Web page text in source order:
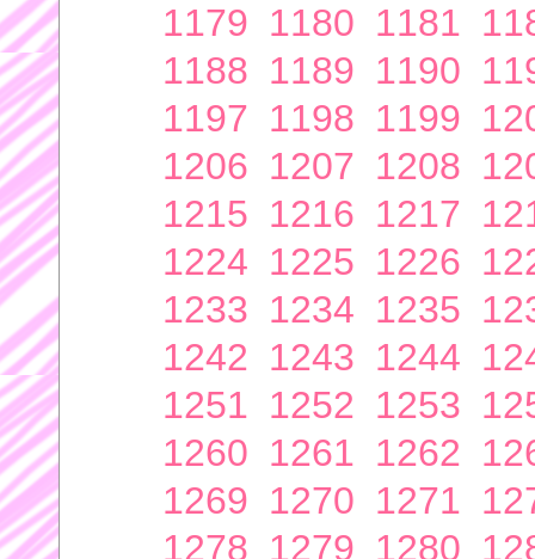
1179 1180 1181
1188 1189 1190
1197 1198 1199
1206 1207 1208
1215 1216 1217
1224 1225 1226
1233 1234 1235
1242 1243 1244
1251 1252 1253
1260 1261 1262
1269 1270 1271
1278 1279 1280